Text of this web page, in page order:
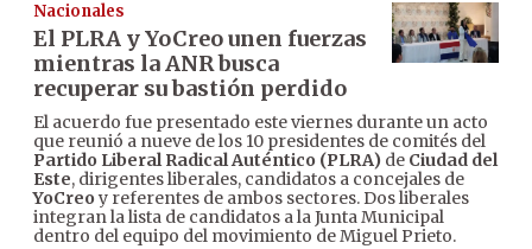
Nacionales
El PLRA y YoCreo unen fuerzas
mientras la ANR busca
recuperar su bastión perdido
El acuerdo fue presentado este viernes durante un acto
que reunió a nueve de los 10 presidentes de comités del
Partido Liberal Radical Auténtico (PLRA) de Ciudad del
Este, dirigentes liberales, candidatos a concejales de
YoCreo y referentes de ambos sectores. Dos liberales
integran la lista de candidatos a la Junta Municipal
dentro del equipo del movimiento de Miguel Prieto.